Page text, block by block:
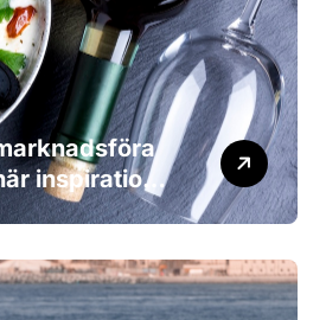
inspiration
reklam